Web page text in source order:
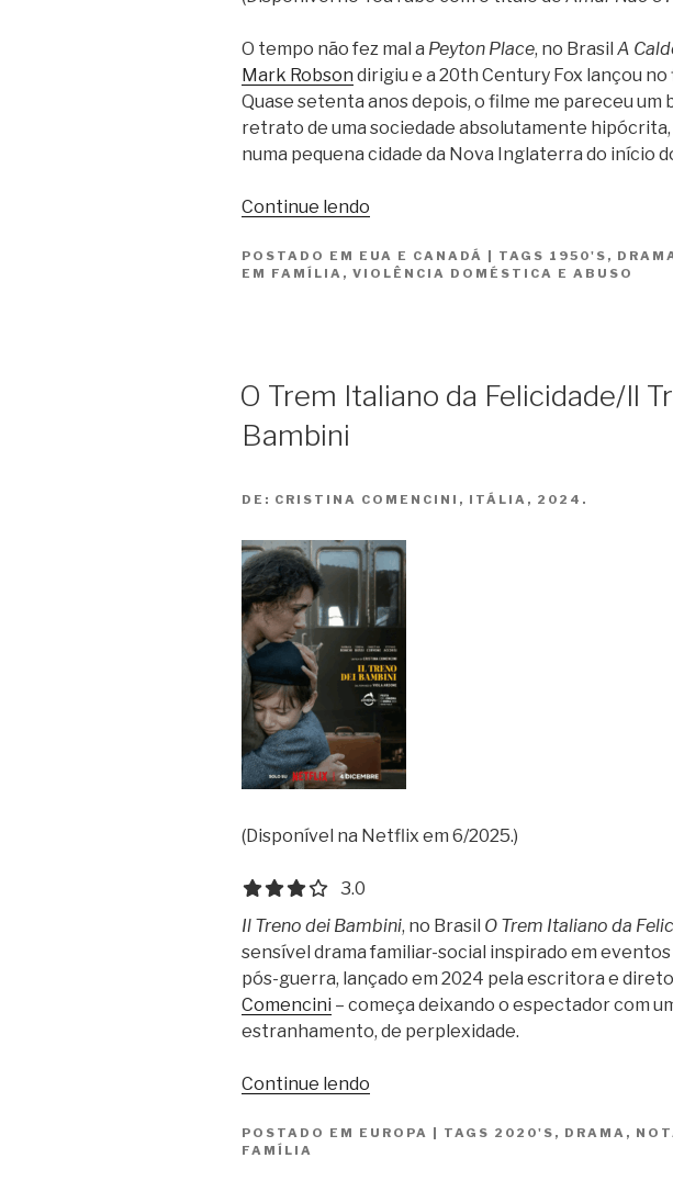
O tempo não fez mal a Peyton Place, no Brasil A
Mark Robson dirigiu e a 20th Century Fox lançou no
Quase setenta anos depois, o filme me pareceu um
retrato de uma sociedade absolutamente
numa pequena cidade da Nova Inglaterra do início
Continue lendo
do
POSTADO EM EUA E CANADÁ TAGS 1950'S ,
EM FAMÍLIA , VIOLÊNCIA DOMÉSTICA E ABUSO
O Trem Italiano da Felicidade/Il
Bambini
DE: CRISTINA COMENCINI, ITÁLIA, 2024.
(Disponível na Netflix em 6/2025.)
3.0 out of 5.0 stars
3.0
Il Treno dei Bambini, no Brasil O Trem Italiano da
sensível drama familiar-social inspirado em
pós-guerra, lançado em 2024 pela escritora e
Comencini – começa deixando o espectador com
estranhamento, de perplexidade.
Continue lendo
Italiano
POSTADO EM EUROPA | TAGS 2020'S , DRAMA ,
FAMÍLIA